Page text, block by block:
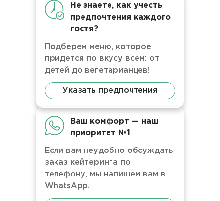
Не знаете, как учесть
предпочтения каждого
гостя?
Подберем меню, которое
придется по вкусу всем: от
детей до вегетарианцев!
Указать предпочтения
Ваш комфорт — наш
приоритет №1
Если вам неудобно обсуждать
заказ кейтеринга по
телефону, мы напишем вам в
WhatsApp.